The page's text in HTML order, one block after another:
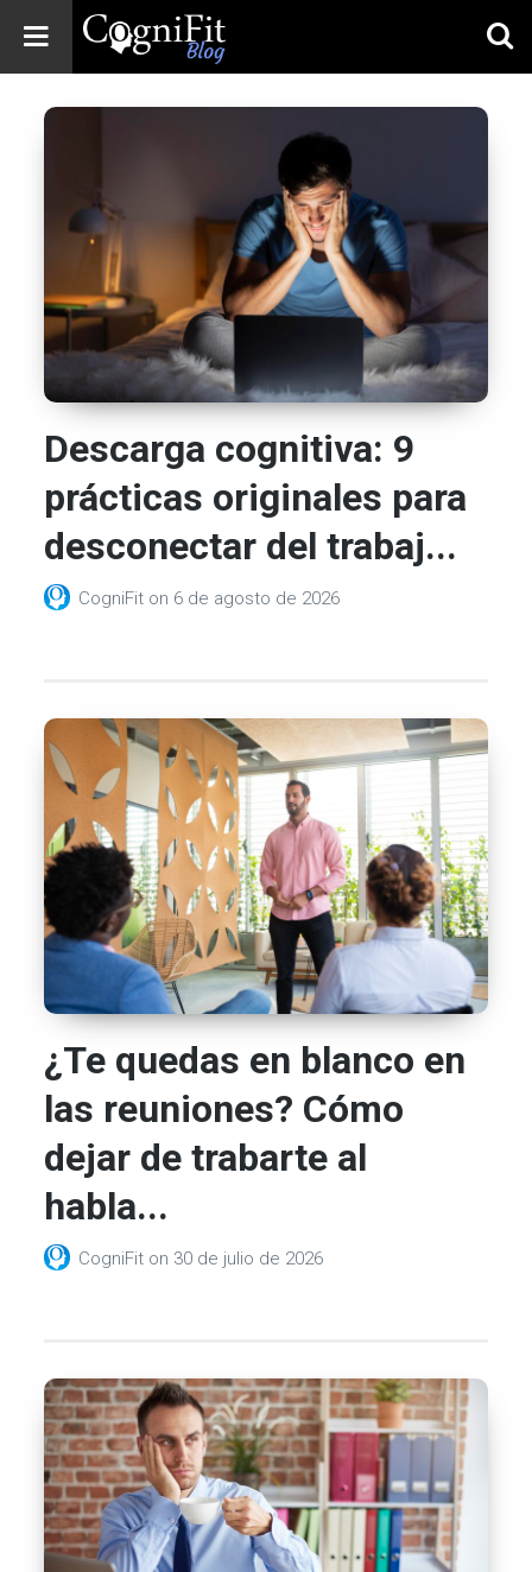
Brain Training,
Mental Health, and
Descarga cognitiva: 9
prácticas originales para
desconectar del trabaj...
CogniFit on 6 de agosto de 2026
¿Te quedas en blanco en
las reuniones? Cómo
dejar de trabarte al
habla...
CogniFit on 30 de julio de 2026